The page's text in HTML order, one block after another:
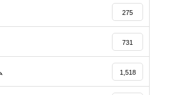
275
731
1,518